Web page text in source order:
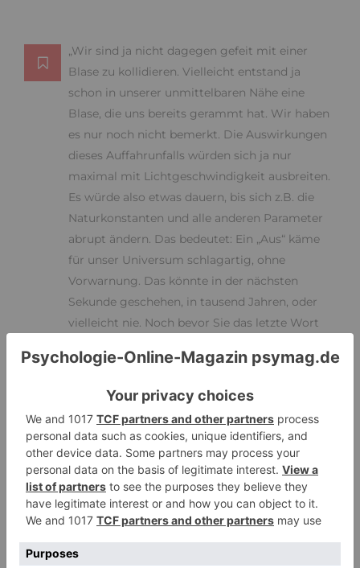
„Wir sind ja nicht dagegen gefeit mit einer
Blase zu kollidieren. Vielleicht entstand ja
schon in unserer unmittelbaren Nähe eine
Blase, die uns bereits gerammt hat. Wir haben
es nur noch nicht bemerkt. Die Auswirkungen
dieses Auffahrunfalls würden sich ja nur
maximal mit Lichtgeschwindigkeit ausbreiten.
Es würde also etwas dauern, bis sich z.B. die
Naturkonstanten und alle anderen Parameter
abrupt ändern. Das bedeutet: Ein „Aus“ käme
für unser Universum schlagartig, ohne
Vorwarnung. Das könnte in der nächsten
Sekunde geschehen, in tausend Jahren, oder
vielleicht nie. Noch bevor Sie das letzte Wort
könnte unser Universum ein Ende haben.“[2]
Lebenslügen
Zur Entspannung kurz zurück in unseren Bereich.
Wobei uns die kosmischen Möglichkeiten, die dann
irgendwie nicht so richtig berühren. Schon die